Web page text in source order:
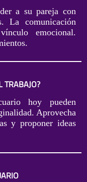
a su pareja con
La comunicación
emocional.
TRABAJO?
hoy pueden
Aprovecha
y proponer ideas